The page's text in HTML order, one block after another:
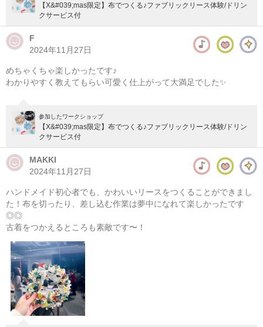
【X&#039;mas限定】布でつくる♪ファブリックリース体験/ドリン
クサービス付
F
2024年11月27日
めちゃくちゃ楽しかったです♪
わかりやすく教えてもらい可愛く仕上がって大満足でした✨
参加したワークショップ
【X&#039;mas限定】布でつくる♪ファブリックリース体験/ドリン
クサービス付
MAKKI
2024年11月27日
ハンドメイド初心者でも、かわいいリースをつくることができまし
た！布を切ったり、差し込む作業は夢中になれて楽しかったです
◎◎
古着をつかえるところも素敵です〜！